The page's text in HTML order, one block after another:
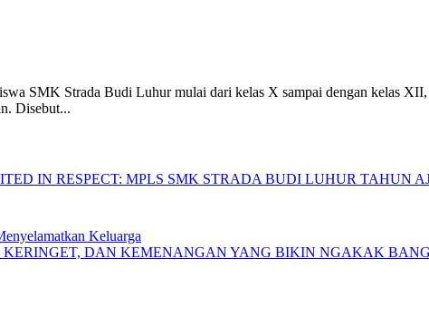
SMK Strada Budi Luhur mulai dari kelas X sampai dengan kelas
Disebut...
IN RESPECT: MPLS SMK STRADA BUDI LUHUR TAHUN
Keluarga
DAN KEMENANGAN YANG BIKIN NGAKAK